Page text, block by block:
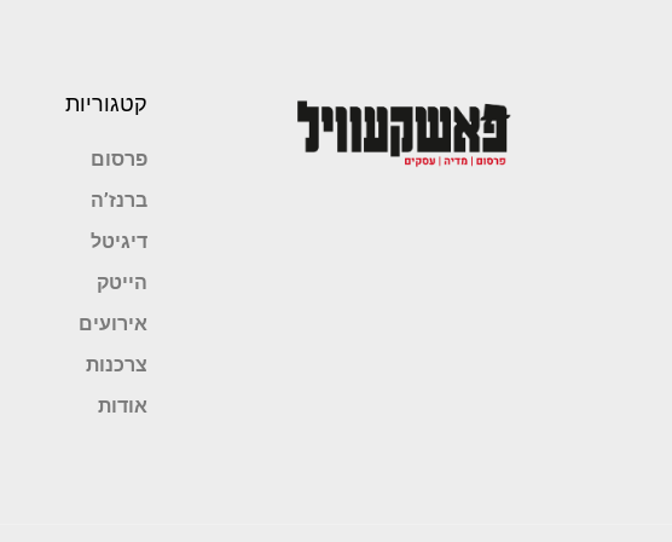
קטגוריות
פרסום
ברנז’ה
דיגיטל
הייטק
אירועים
צרכנות
אודות